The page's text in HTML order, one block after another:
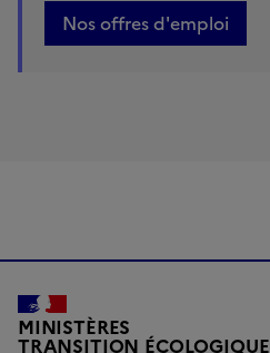
Nos offres d'emploi
MINISTÈRES
TRANSITION ÉCOLOGIQUE